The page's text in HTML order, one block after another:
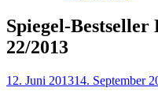
Spiegel-
22/2013
12. Juni 201314. September